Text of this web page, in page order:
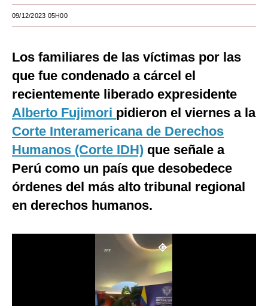
Estilos
EEUU
México
España
Tecnología
Club del Suscriptor
09/12/2023 05H00
Los familiares de las víctimas por las
que fue condenado a cárcel el
recientemente liberado expresidente
Alberto Fujimori pidieron el viernes a la
Corte Interamericana de Derechos
Humanos (Corte IDH) que señale a
Perú como un país que desobedece
órdenes del más alto tribunal regional
en derechos humanos.